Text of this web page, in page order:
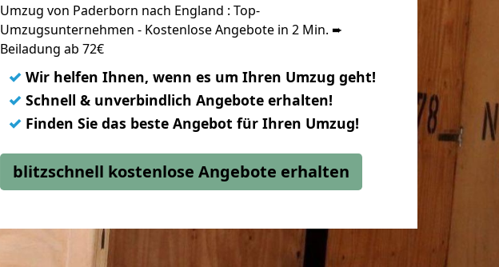
Umzug von Paderborn nach England : Top-
Umzugsunternehmen - Kostenlose Angebote in 2 Min. ➨
Beiladung ab 72€
✓ Wir helfen Ihnen, wenn es um Ihren Umzug geht!
✓ Schnell & unverbindlich Angebote erhalten!
✓ Finden Sie das beste Angebot für Ihren Umzug!
blitzschnell kostenlose Angebote erhalten